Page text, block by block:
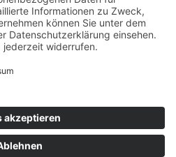
ist ein Unternehmen von
Salzburg.